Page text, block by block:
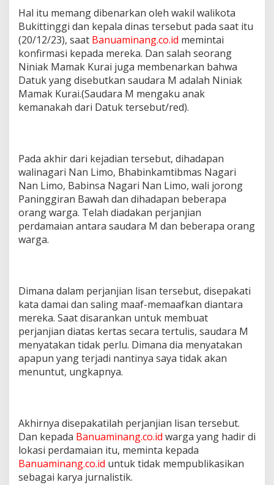
Hal itu memang dibenarkan oleh wakil walikota
Bukittinggi dan kepala dinas tersebut pada saat itu
(20/12/23), saat Banuaminang.co.id memintai
konfirmasi kepada mereka. Dan salah seorang
Niniak Mamak Kurai juga membenarkan bahwa
Datuk yang disebutkan saudara M adalah Niniak
Mamak Kurai.(Saudara M mengaku anak
kemanakah dari Datuk tersebut/red).
Pada akhir dari kejadian tersebut, dihadapan
walinagari Nan Limo, Bhabinkamtibmas Nagari
Nan Limo, Babinsa Nagari Nan Limo, wali jorong
Paninggiran Bawah dan dihadapan beberapa
orang warga. Telah diadakan perjanjian
perdamaian antara saudara M dan beberapa orang
warga.
Dimana dalam perjanjian lisan tersebut, disepakati
kata damai dan saling maaf-memaafkan diantara
mereka. Saat disarankan untuk membuat
perjanjian diatas kertas secara tertulis, saudara M
menyatakan tidak perlu. Dimana dia menyatakan
apapun yang terjadi nantinya saya tidak akan
menuntut, ungkapnya.
Akhirnya disepakatilah perjanjian lisan tersebut.
Dan kepada Banuaminang.co.id warga yang hadir di
lokasi perdamaian itu, meminta kepada
Banuaminang.co.id untuk tidak mempublikasikan
sebagai karya jurnalistik.